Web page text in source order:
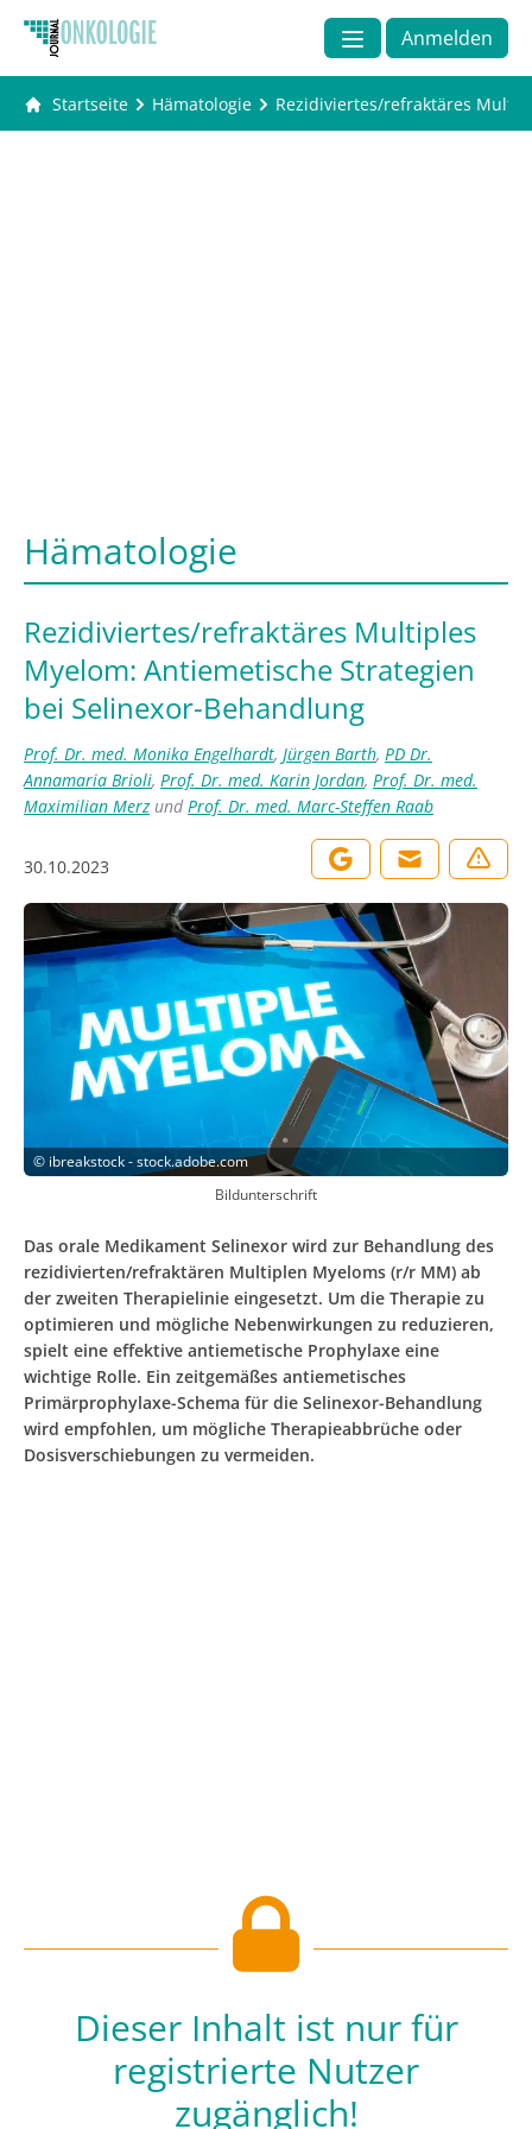
Anmelden
Startseite Hämatologie Rezidiviertes/refraktäres
Hämatologie
Rezidiviertes/refraktäres Multiples
Myelom: Antiemetische Strategien
bei Selinexor-Behandlung
Prof. Dr. med. Monika Engelhardt, Jürgen Barth, PD Dr.
Annamaria Brioli, Prof. Dr. med. Karin Jordan, Prof. Dr. med.
Maximilian Merz undProf. Dr. med. Marc-Steffen Raab
30.10.2023
© ibreakstock - stock.adobe.com
Bildunterschrift
Das orale Medikament Selinexor wird zur Behandlung des
rezidivierten/refraktären Multiplen Myeloms (r/r MM) ab
der zweiten Therapielinie eingesetzt. Um die Therapie zu
optimieren und mögliche Nebenwirkungen zu reduzieren,
spielt eine effektive antiemetische Prophylaxe eine
wichtige Rolle. Ein zeitgemäßes antiemetisches
Primärprophylaxe-Schema für die Selinexor-Behandlung
wird empfohlen, um mögliche Therapieabbrüche oder
Dosisverschiebungen zu vermeiden.
Dieser Inhalt ist nur für
registrierte Nutzer
zugänglich!